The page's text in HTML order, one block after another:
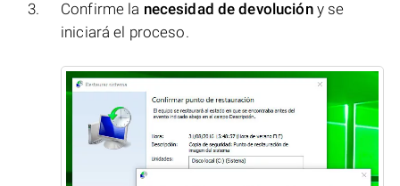
Confirme la necesidad de devolucióny se
iniciará el proceso.